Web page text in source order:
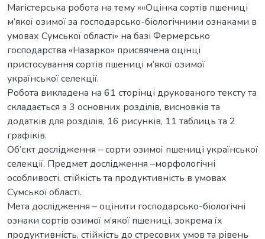
Магістерська робота на тему ««Оцінка сортів пшениці
м’якої озимої за господарсько-біологічними ознаками в
умовах Сумської області» на базі Фермерсько
господарства «Назарко» присвячена оцінці
пристосування сортів пшениці м’якої озимої
української селекції.
Робота викладена на 61 сторінці друкованого тексту та
складається з 3 основних розділів, висновків та
додатків для розділів, 16 рисунків, 11 таблиць та 2
графіків.
Об’єкт дослідження – сорти озимої пшениці української
селекції. Предмет дослідження –морфологічні
особливості, стійкість та продуктивність в умовах
Сумської області.
Мета дослідження – оцінити господарсько-біологічні
ознаки сортів озимої м’якої пшениці, зокрема їх
продуктивність, стійкість до стресових умов та рівень